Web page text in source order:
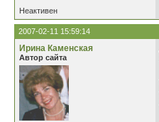
Неактивен
2007-02-11 15:59:14
Ирина Каменская
Автор сайта